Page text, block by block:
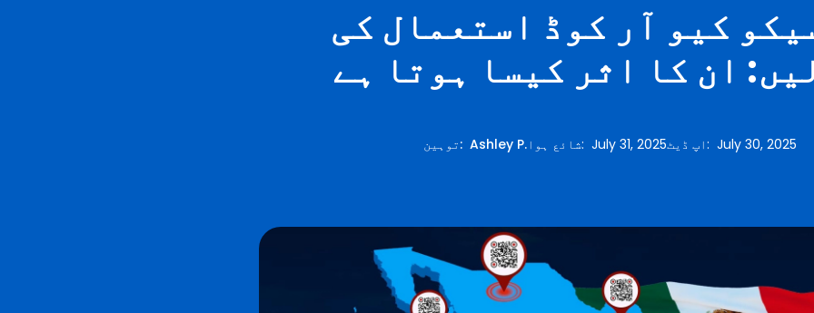
کیو آر کوڈ استعمال کی
ان کا اثر کیسا ہوتا ہے
توہین:Ashley P. شائع ہوا:July 31, 2025اپ ڈیٹ:July 30, 2025